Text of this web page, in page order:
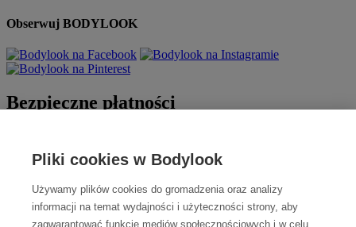
Pliki cookies w Bodylook
Używamy plików cookies do gromadzenia oraz analizy
informacji na temat wydajności i użyteczności strony, aby
zagwarantować funkcje mediów społecznościowych i w celu
Obserwuj BODYLOOK
Bezpieczne płatności